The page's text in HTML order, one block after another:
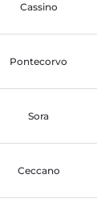
Cassino
Pontecorvo
Sora
Ceccano